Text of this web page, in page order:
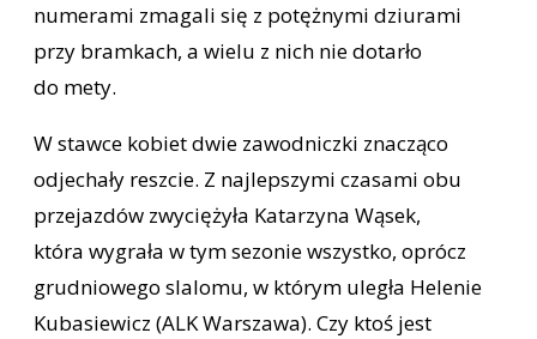
numerami zmagali się z potężnymi dziurami
przy bramkach, a wielu z nich nie dotarło
do mety.
W stawce kobiet dwie zawodniczki znacząco
odjechały reszcie. Z najlepszymi czasami obu
przejazdów zwyciężyła Katarzyna Wąsek,
która wygrała w tym sezonie wszystko, oprócz
grudniowego slalomu, w którym uległa Helenie
Kubasiewicz (ALK Warszawa). Czy ktoś jest